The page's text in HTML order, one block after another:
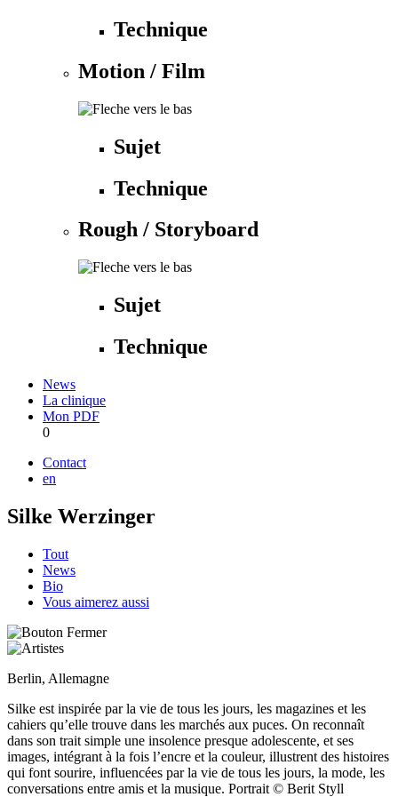
Technique
Motion / Film
Sujet
Technique
Rough / Storyboard
Sujet
Technique
News
La clinique
Mon PDF
0
Contact
en
Silke Werzinger
Tout
News
Bio
Vous aimerez aussi
Berlin, Allemagne
Silke est inspirée par la vie de tous les jours, les magazines et les
cahiers qu’elle trouve dans les marchés aux puces. On reconnaît
dans son trait simple une insolence presque adolescente, et ses
images, intégrant à la fois l’encre et la couleur, illustrent des histoires
qui font sourire, influencées par la vie de tous les jours, la mode, les
conversations entre amis et la musique. Portrait © Berit Styll